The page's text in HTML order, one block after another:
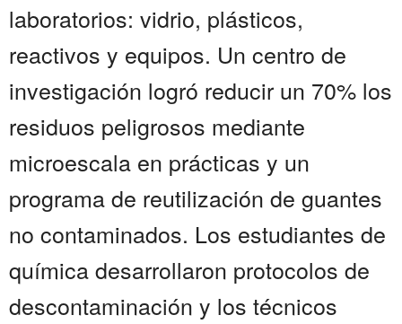
laboratorios: vidrio, plásticos,
reactivos y equipos. Un centro de
investigación logró reducir un 70% los
residuos peligrosos mediante
microescala en prácticas y un
programa de reutilización de guantes
no contaminados. Los estudiantes de
química desarrollaron protocolos de
descontaminación y los técnicos